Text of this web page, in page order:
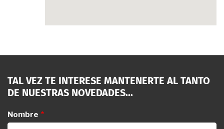
TAL VEZ TE INTERESE MANTENERTE AL TANTO
DE NUESTRAS NOVEDADES...
Nombre